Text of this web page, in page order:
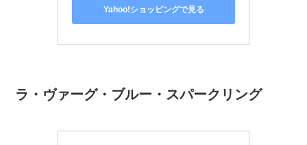
Yahoo!ショッピングで見る
ラ・ヴァーグ・ブルー・スパークリング